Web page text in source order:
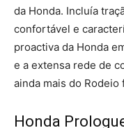
da Honda. Incluía
confortável e
proactiva da Honda
e a extensa rede de
ainda mais do
Honda